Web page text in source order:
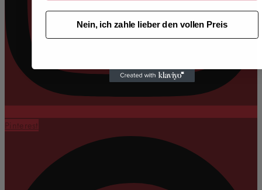
Pinterest
Nein, ich zahle lieber den vollen Preis